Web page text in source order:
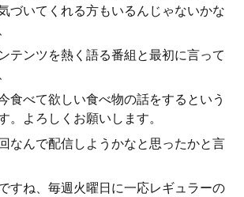
づいてくれる方もいるんじゃないかな
テンツを熱く語る番組と最初に言って
食べて欲しい食べ物の話をするという
。よろしくお願いします。
なんで配信しようかなと思ったかと言
すね、毎週火曜日に一応レギュラーの